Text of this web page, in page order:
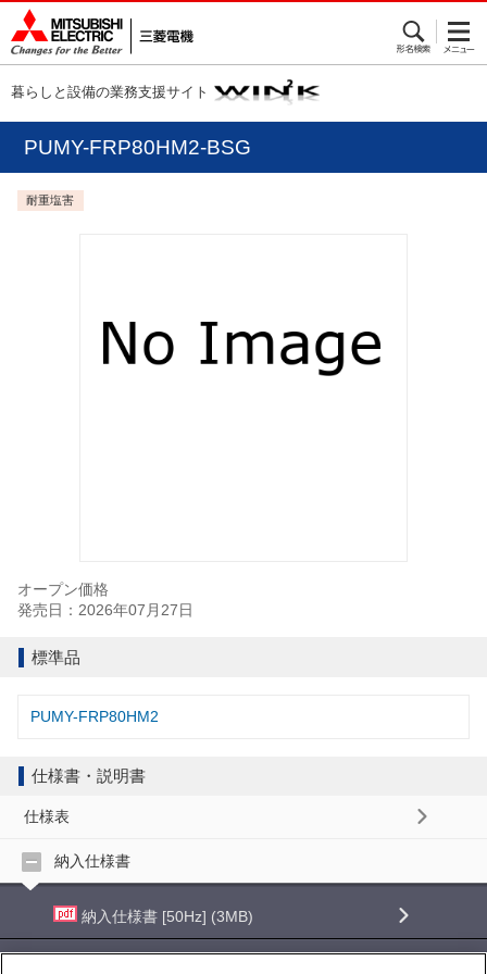
暮らしと設備の業務支援サイト
PUMY-FRP80HM2-BSG
耐重塩害
オープン価格
発売日：2026年07月27日
標準品
PUMY-FRP80HM2
仕様書・説明書
仕様表
納入仕様書
納入仕様書 [50Hz] (3MB)